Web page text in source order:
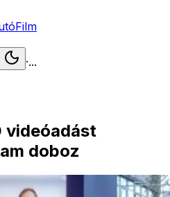
Film
·...
videóadást
doboz